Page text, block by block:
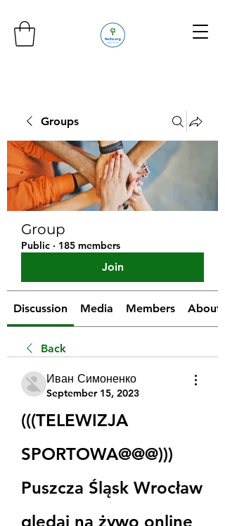
Groups
Group
Public · 185 members
Join
Discussion Media Members About
Back
Иван Симоненко
September 15, 2023
(((TELEWIZJA
SPORTOWA@@@)))
Puszcza Śląsk Wrocław
gledaj na żywo online